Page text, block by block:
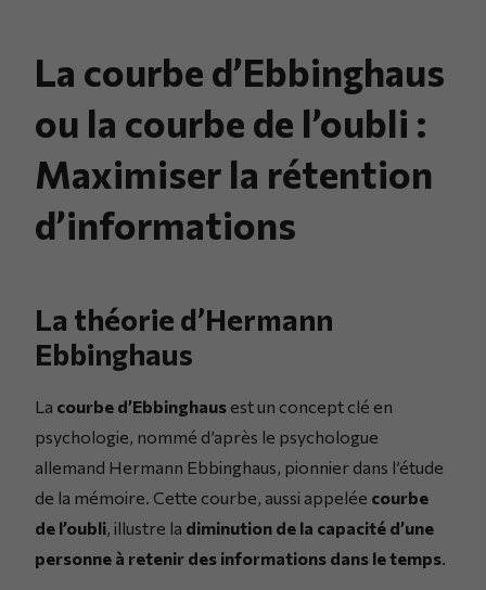
La courbe d’Ebbinghaus
ou la courbe de l’oubli :
Maximiser la rétention
d’informations
La théorie d’Hermann
Ebbinghaus
La courbe d’Ebbinghaus est un concept clé en
psychologie, nommé d’après le psychologue
allemand Hermann Ebbinghaus, pionnier dans l’étude
de la mémoire. Cette courbe, aussi appelée courbe
de l’oubli, illustre la diminution de la capacité d’une
personne à retenir des informations dans le temps.